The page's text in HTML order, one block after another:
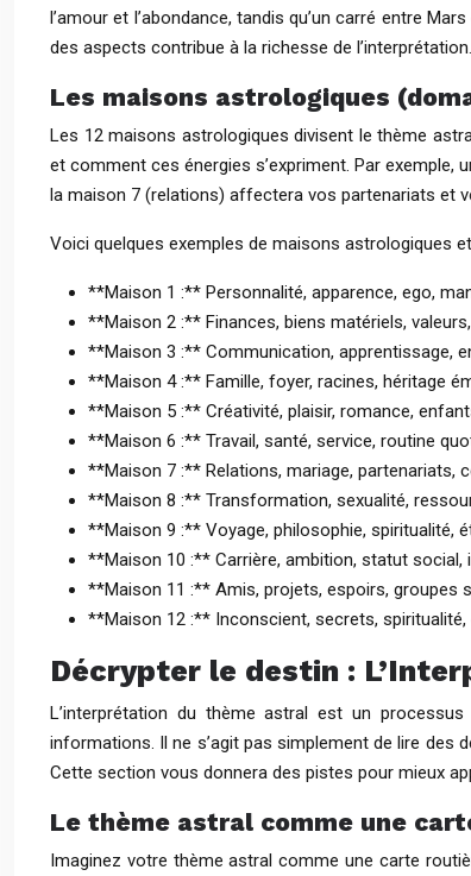
l’amour et l’abondance, tandis qu’un carré entre
des aspects contribue à la richesse de l’interprétation.
Les maisons astrologiques
Les 12 maisons astrologiques divisent le thème
et comment ces énergies s’expriment. Par exemple,
la maison 7 (relations) affectera vos partenariats et
Voici quelques exemples de maisons astrologiques
**Maison 1 :** Personnalité, apparence, ego,
**Maison 2 :** Finances, biens matériels,
**Maison 3 :** Communication, apprentissage,
**Maison 4 :** Famille, foyer, racines, héritage
**Maison 5 :** Créativité, plaisir, romance,
**Maison 6 :** Travail, santé, service, routine
**Maison 7 :** Relations, mariage, partenariats,
**Maison 8 :** Transformation, sexualité,
**Maison 9 :** Voyage, philosophie, spiritualité,
**Maison 10 :** Carrière, ambition, statut social,
**Maison 11 :** Amis, projets, espoirs, groupes
**Maison 12 :** Inconscient, secrets, spiritualité,
Décrypter le destin :
L’interprétation du thème astral est un
informations. Il ne s’agit pas simplement de lire des
Cette section vous donnera des pistes pour mieux
Le thème astral comme une
Imaginez votre thème astral comme une carte